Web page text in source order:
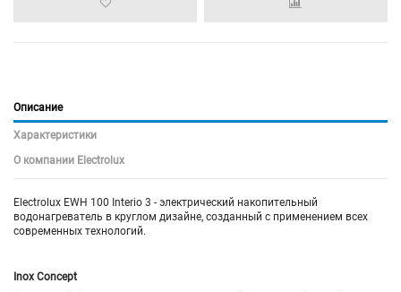
Описание
Характеристики
О компании Electrolux
Electrolux EWH 100 Interio 3 - электрический накопительный
водонагреватель в круглом дизайне, созданный с применением всех
современных технологий.
Inox Concept